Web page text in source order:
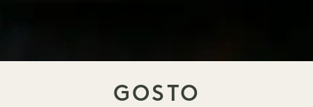
GOSTO